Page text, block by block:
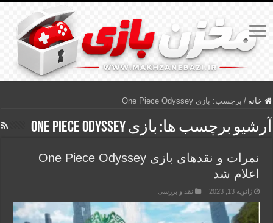
خانه / برچسب: بازی One Piece Odyssey
آرشیو برچسب ها: بازی One Piece Odyssey
نمرات و نقدهای بازی One Piece Odyssey
اعلام شد
ژانویه 13, 2023 نقد و بررسی